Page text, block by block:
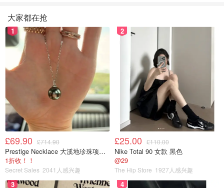
大家都在抢
1
£69.90 £714.90
Prestige Necklace 大溪地珍珠项链 10-11mm
1折收！！
Secret Sales 2041人感兴趣
2
£25.00 £110.00
Nike Total 90 女款 黑色
@29
The Hip Store 1927人感兴趣
3 4